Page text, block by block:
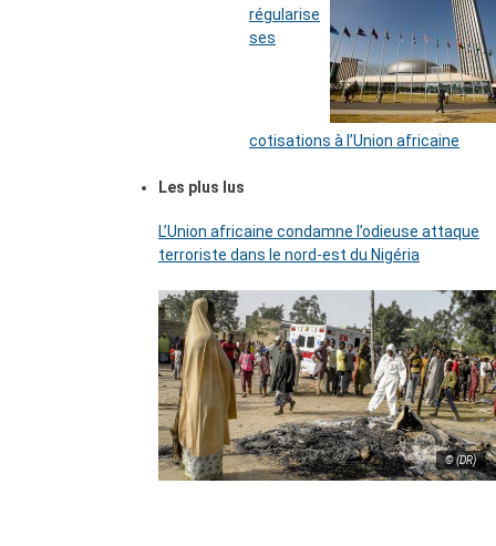
régularise
ses
cotisations à l’Union africaine
Les plus lus
L’Union africaine condamne l’odieuse attaque
terroriste dans le nord-est du Nigéria
© (DR)